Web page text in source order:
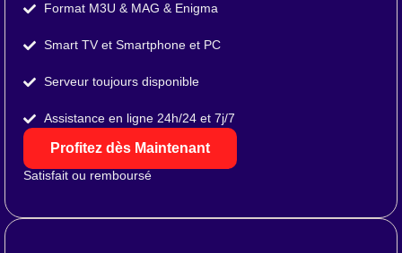
Format M3U & MAG & Enigma
Smart TV et Smartphone et PC
Serveur toujours disponible
Assistance en ligne 24h/24 et 7j/7
Profitez dès Maintenant
Satisfait ou remboursé